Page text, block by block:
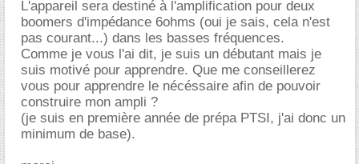
L'appareil sera destiné à l'amplification pour deux
boomers d'impédance 6ohms (oui je sais, cela n'est
pas courant...) dans les basses fréquences.
Comme je vous l'ai dit, je suis un débutant mais je
suis motivé pour apprendre. Que me conseillerez
vous pour apprendre le nécéssaire afin de pouvoir
construire mon ampli ?
(je suis en première année de prépa PTSI, j'ai donc un
minimum de base).